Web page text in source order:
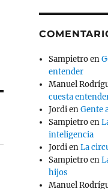
Sampietroen
entender
Manuel
cuesta
JordienGente
Sampietroen
inteligencia
JordienLa
Sampietroen
hijos
Manuel